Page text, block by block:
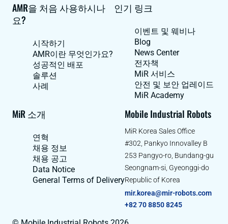
AMR을 처음 사용하시나
요?
시작하기
AMR이란 무엇인가요?
성공적인 배포
솔루션
사례
인기 링크
이벤트 및 웨비나
Blog
News Center
전자책
MiR 서비스
안전 및 보안 업레이드
MiR Academy
MiR 소개
연혁
채용 정보
채용 공고
Data Notice
General Terms of Delivery
Mobile Industrial Robots
MiR Korea Sales Office
#302, Pankyo Innovalley B
253 Pangyo-ro, Bundang-gu
Seongnam-si, Gyeonggi-do
Republic of Korea
mir.korea@mir-robots.com
+82 70 8850 8245